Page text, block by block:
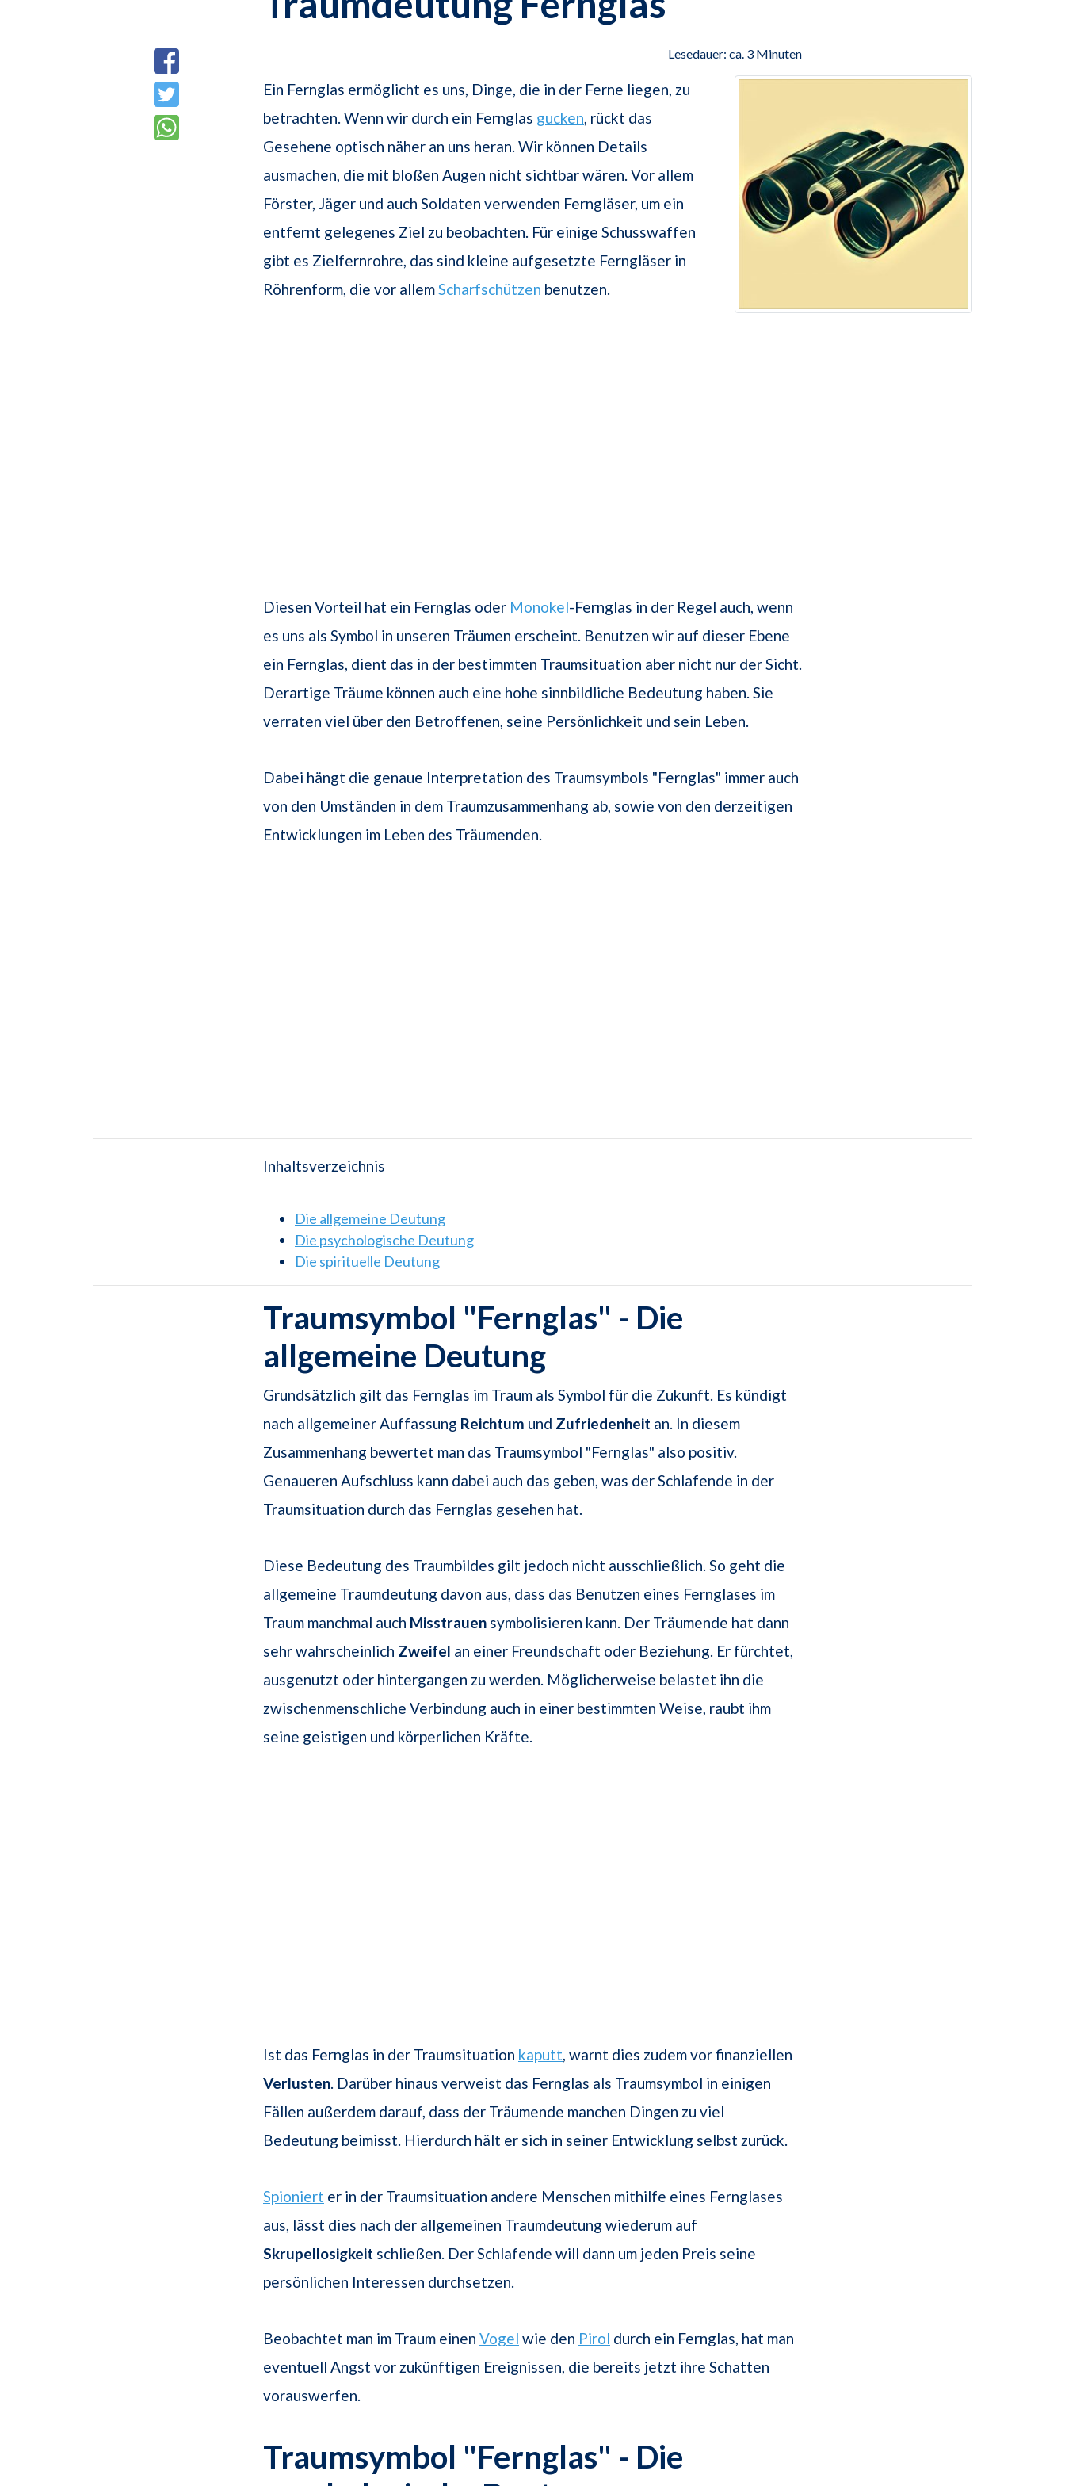
Lesedauer: ca. 3 Minuten
Ein Fernglas ermöglicht es uns, Dinge, die in der Ferne liegen, zu
betrachten. Wenn wir durch ein Fernglas gucken, rückt das
Gesehene optisch näher an uns heran. Wir können Details
ausmachen, die mit bloßen Augen nicht sichtbar wären. Vor allem
Förster, Jäger und auch Soldaten verwenden Ferngläser, um ein
entfernt gelegenes Ziel zu beobachten. Für einige Schusswaffen
gibt es Zielfernrohre, das sind kleine aufgesetzte Ferngläser in
Röhrenform, die vor allemScharfschützen benutzen.
Diesen Vorteil hat ein Fernglas oder Monokel-Fernglas in der Regel auch, wenn
es uns als Symbol in unseren Träumen erscheint. Benutzen wir auf dieser Ebene
ein Fernglas, dient das in der bestimmten Traumsituation aber nicht nur der Sicht.
Derartige Träume können auch eine hohe sinnbildliche Bedeutung haben. Sie
verraten viel über den Betroffenen, seine Persönlichkeit und sein Leben.
Dabei hängt die genaue Interpretation des Traumsymbols "Fernglas" immer auch
von den Umständen in dem Traumzusammenhang ab, sowie von den derzeitigen
Entwicklungen im Leben des Träumenden.
Inhaltsverzeichnis
Die allgemeine Deutung
Die psychologische Deutung
Die spirituelle Deutung
Traumsymbol "Fernglas" - Die
allgemeine Deutung
Grundsätzlich gilt das Fernglas im Traum als Symbol für die Zukunft. Es kündigt
nach allgemeiner Auffassung Reichtum und Zufriedenheit an. In diesem
Zusammenhang bewertet man das Traumsymbol "Fernglas" also positiv.
Genaueren Aufschluss kann dabei auch das geben, was der Schlafende in der
Traumsituation durch das Fernglas gesehen hat.
Diese Bedeutung des Traumbildes gilt jedoch nicht ausschließlich. So geht die
allgemeine Traumdeutung davon aus, dass das Benutzen eines Fernglases im
Traum manchmal auch Misstrauen symbolisieren kann. Der Träumende hat dann
sehr wahrscheinlich Zweifel an einer Freundschaft oder Beziehung. Er fürchtet,
ausgenutzt oder hintergangen zu werden. Möglicherweise belastet ihn die
zwischenmenschliche Verbindung auch in einer bestimmten Weise, raubt ihm
seine geistigen und körperlichen Kräfte.
Ist das Fernglas in der Traumsituation kaputt, warnt dies zudem vor finanziellen
Verlusten. Darüber hinaus verweist das Fernglas als Traumsymbol in einigen
Fällen außerdem darauf, dass der Träumende manchen Dingen zu viel
Bedeutung beimisst. Hierdurch hält er sich in seiner Entwicklung selbst zurück.
Spioniert er in der Traumsituation andere Menschen mithilfe eines Fernglases
aus, lässt dies nach der allgemeinen Traumdeutung wiederum auf
Skrupellosigkeit schließen. Der Schlafende will dann um jeden Preis seine
persönlichen Interessen durchsetzen.
Beobachtet man im Traum einen Vogel wie den Pirol durch ein Fernglas, hat man
eventuell Angst vor zukünftigen Ereignissen, die bereits jetzt ihre Schatten
vorauswerfen.
Traumsymbol "Fernglas" - Die